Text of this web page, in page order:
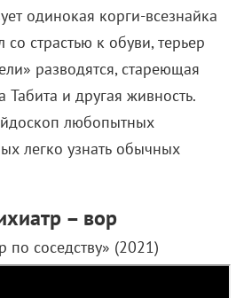
одинокая корги-всезнайка
страстью к обуви, терьер
разводятся, стареющая
Табита и другая живность.
любопытных
легко узнать обычных
– вор
по соседству» (2021)